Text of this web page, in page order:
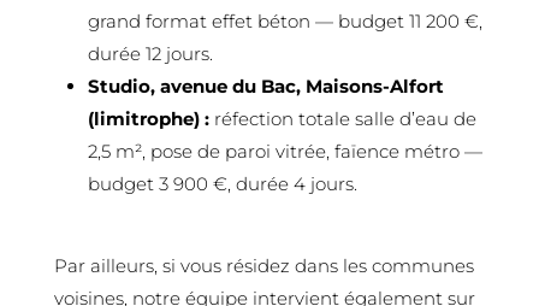
grand format effet béton — budget 11 200 €,
durée 12 jours.
Studio, avenue du Bac, Maisons-Alfort
(limitrophe) :réfection totale salle d’eau de
2,5 m², pose de paroi vitrée, faïence métro —
budget 3 900 €, durée 4 jours.
Par ailleurs, si vous résidez dans les communes
voisines, notre équipe intervient également sur